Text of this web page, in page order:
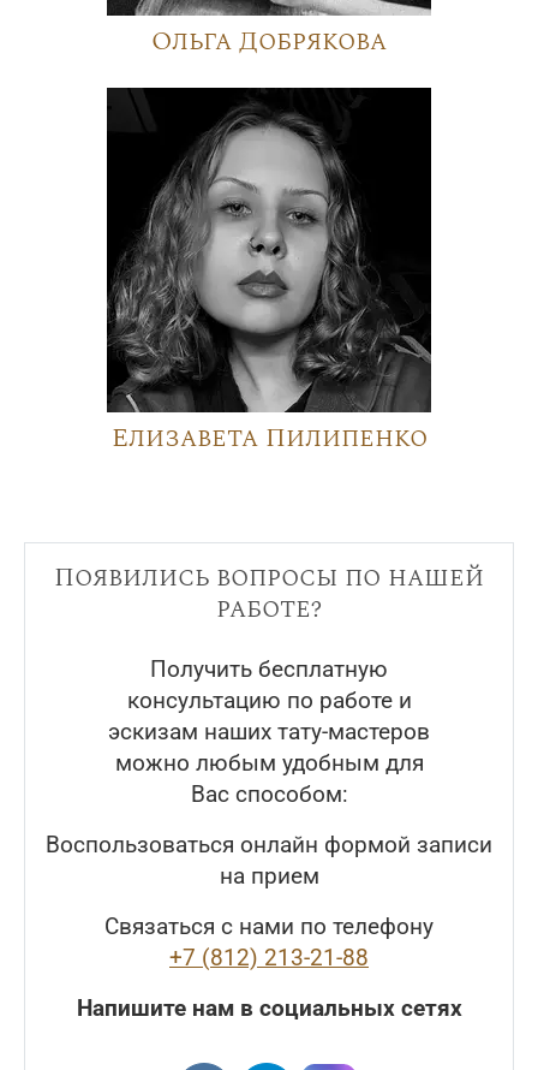
Ольга Добрякова
Елизавета Пилипенко
Появились вопросы по нашей
работе?
Получить бесплатную
консультацию по работе и
эскизам наших тату-мастеров
можно любым удобным для
Вас способом:
Воспользоваться онлайн формой записи
на прием
Связаться с нами по телефону
+7 (812) 213-21-88
Напишите нам в социальных сетях